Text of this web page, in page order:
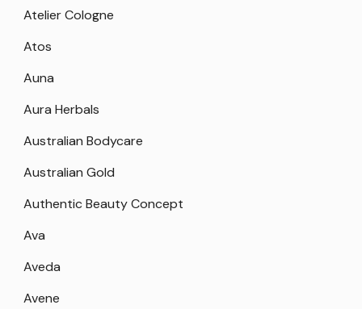
Atelier Cologne
Atos
Auna
Aura Herbals
Australian Bodycare
Australian Gold
Authentic Beauty Concept
Ava
Aveda
Avene